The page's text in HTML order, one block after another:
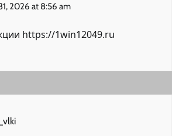
2026 at 8:56 am
https://1win12049.ru